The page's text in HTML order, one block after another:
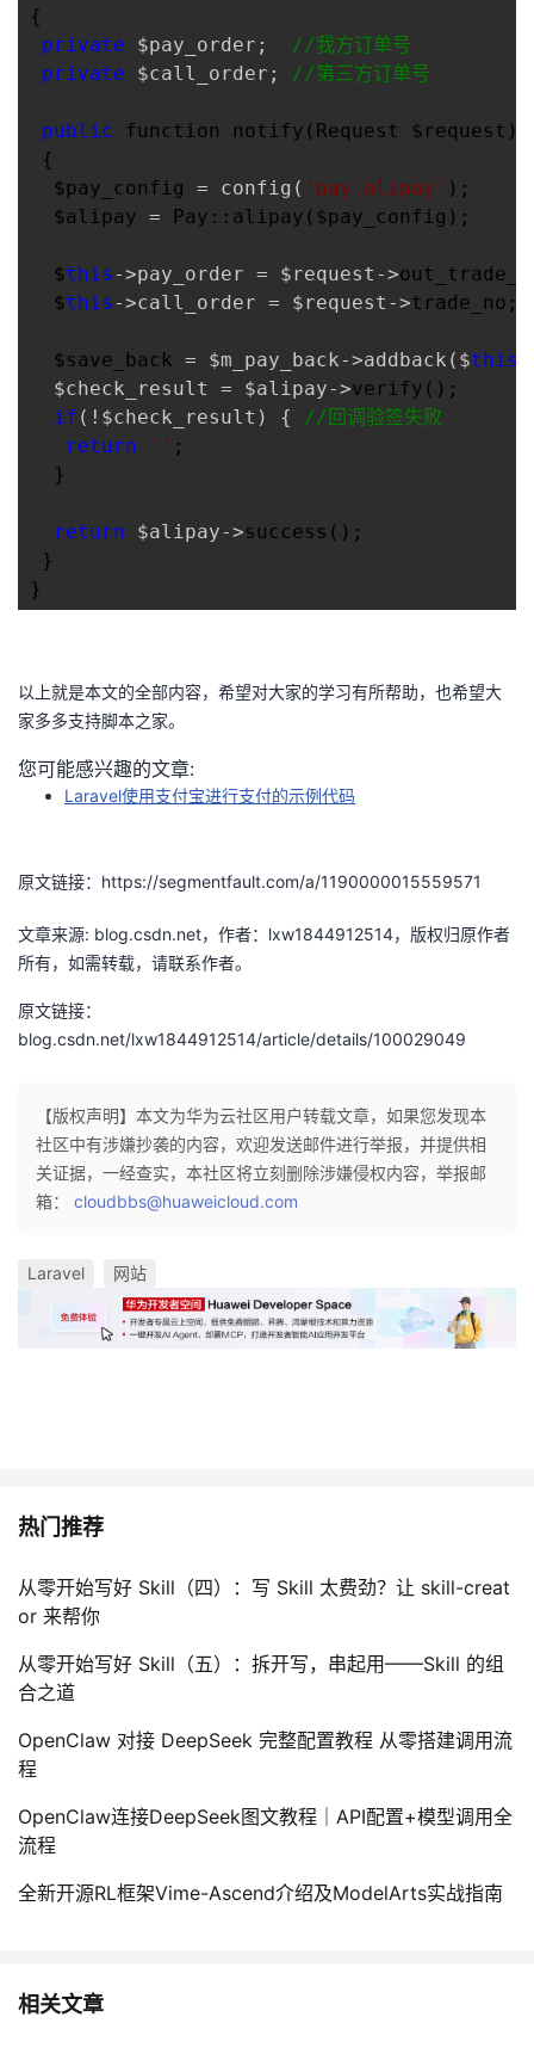
{
private $pay_order; //我方订单号
private $call_order; //第三方订单号
public function notify(Request $request)
{
  $pay_config
= config( ' pay.alipay ' );
  $alipay
= Pay::alipay($pay_config);
  $
this ->pay_order = $request->
  $
this ->call_order = $request->trade_no;
  $save_back
= $m_pay_back->addback($this
  $check_result = $alipay->
verify();
if (!$check_result) { // 回调验签失败
return
'' ;
  }
return $alipay->success();
}
}
以上就是本文的全部内容，希望对大家的学习有所帮助，也希望大
家多多支持脚本之家。
您可能感兴趣的文章:
Laravel使用支付宝进行支付的示例代码
原文链接：https://segmentfault.com/a/1190000015559571
文章来源: blog.csdn.net，作者：lxw1844912514，版权归原作者
所有，如需转载，请联系作者。
原文链接：
blog.csdn.net/lxw1844912514/article/details/100029049
【版权声明】本文为华为云社区用户转载文章，如果您发现本
社区中有涉嫌抄袭的内容，欢迎发送邮件进行举报，并提供相
关证据，一经查实，本社区将立刻删除涉嫌侵权内容，举报邮
箱： cloudbbs@huaweicloud.com
Laravel 网站
热门推荐
从零开始写好 Skill（四）：写 Skill 太费劲？让 skill-creat
or 来帮你
从零开始写好 Skill（五）：拆开写，串起用——Skill 的组
合之道
OpenClaw 对接 DeepSeek 完整配置教程 从零搭建调用流
程
OpenClaw连接DeepSeek图文教程｜API配置+模型调用全
流程
全新开源RL框架Vime-Ascend介绍及ModelArts实战指南
相关文章